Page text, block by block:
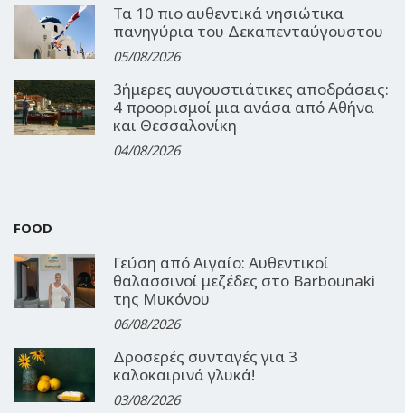
Τα 10 πιο αυθεντικά νησιώτικα
πανηγύρια του Δεκαπενταύγουστου
05/08/2026
3ήμερες αυγουστιάτικες αποδράσεις:
4 προορισμοί μια ανάσα από Αθήνα
και Θεσσαλονίκη
04/08/2026
FOOD
Γεύση από Αιγαίο: Αυθεντικοί
θαλασσινοί μεζέδες στο Barbounaki
της Μυκόνου
06/08/2026
Δροσερές συνταγές για 3
καλοκαιρινά γλυκά!
03/08/2026